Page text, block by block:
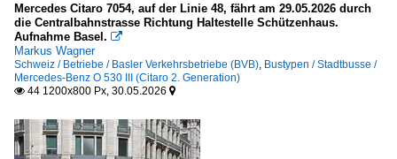
Mercedes Citaro 7054, auf der Linie 48, fährt am 29.05.2026 durch
die Centralbahnstrasse Richtung Haltestelle Schützenhaus.
Aufnahme Basel. 
Markus Wagner
Schweiz / Betriebe / Basler Verkehrsbetriebe (BVB), Bustypen / Stadtbusse /
Mercedes-Benz O 530 III (Citaro 2. Generation)
 44 1200x800 Px, 30.05.2026 